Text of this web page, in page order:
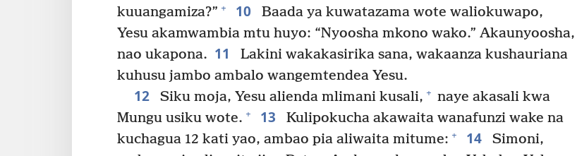
kuuangamiza?” + 10
Baada ya kuwatazama wote waliokuwapo,
Yesu akamwambia mtu huyo: “Nyoosha mkono wako.” Akaunyoosha,
nao ukapona. 11
Lakini wakakasirika sana, wakaanza kushauriana
kuhusu jambo ambalo wangemtendea Yesu.
12 Siku moja, Yesu alienda mlimani kusali, + naye akasali kwa
Mungu usiku wote. + 13
Kulipokucha akawaita wanafunzi wake na
kuchagua 12 kati yao, ambao pia aliwaita mitume: + 14
Simoni,